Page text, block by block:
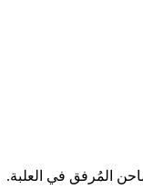
المُرفق في العلبة.